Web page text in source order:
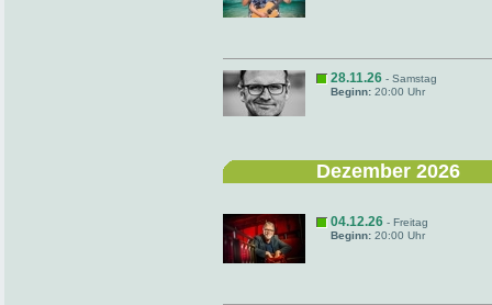
28.11.26 - Samstag
Beginn: 20:00 Uhr
Dezember 2026
04.12.26 - Freitag
Beginn: 20:00 Uhr